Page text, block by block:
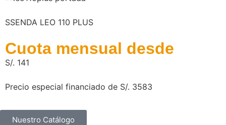
SSENDA LEO 110 PLUS
Cuota mensual desde
S/. 141
Precio especial financiado de S/. 3583
Nuestro Catálogo